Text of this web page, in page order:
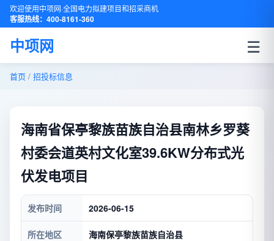
欢迎使用中项网·全国电力拟建项目和招采商机
客服热线：400-8161-360
中项网 ☰
首页 / 招投标信息
海南省保亭黎族苗族自治县南林乡罗葵
村委会道英村文化室39.6KW分布式光
伏发电项目
发布时间 2026-06-15
所在地区 海南保亭黎族苗族自治县